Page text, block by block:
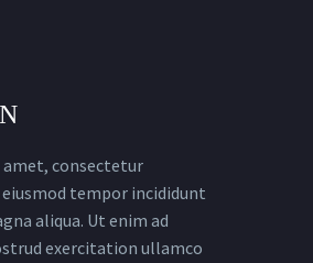
consectetur
tempor incididunt
aliqua. Ut enim ad
exercitation ullamco